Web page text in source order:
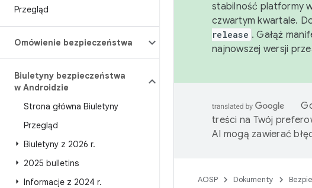
Przegląd
Omówienie bezpieczeństwa
Biuletyny bezpieczeństwa
w Androidzie
Strona główna Biuletyny
Przegląd
Biuletyny z 2026 r.
2025 bulletins
Informacje z 2024 r.
stabilność platformy
czwartym kwartale.
release . Gałąź
najnowszej wersji
treści na Twój
AI mogą zawierać
AOSP Dokumenty